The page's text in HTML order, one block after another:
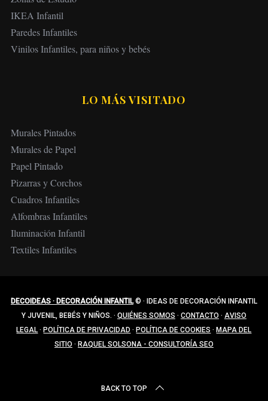
IKEA Infantil
Paredes Infantiles
Vinilos Infantiles, para niños y bebés
LO MÁS VISITADO
Murales Pintados
Murales de Papel
Papel Pintado
Pizarras y Corchos
Cuadros Infantiles
Alfombras Infantiles
Iluminación Infantil
Textiles Infantiles
DECOIDEAS · DECORACIÓN INFANTIL© · IDEAS DE DECORACIÓN INFANTIL
Y JUVENIL, BEBÉS Y NIÑOS. · QUIÉNES SOMOS · CONTACTO · AVISO
LEGAL · POLÍTICA DE PRIVACIDAD · POLÍTICA DE COOKIES · MAPA DEL
SITIO · RAQUEL SOLSONA - CONSULTORÍA SEO
BACK TO TOP